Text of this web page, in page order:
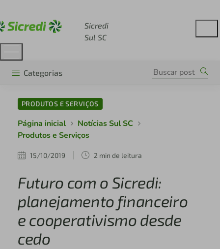
Sicredi
Sul SC
Categorias
PRODUTOS E SERVIÇOS
Página inicial
Notícias Sul SC
Produtos e Serviços
15/10/2019 2 min de leitura
Futuro com o Sicredi:
planejamento financeiro
e cooperativismo desde
cedo